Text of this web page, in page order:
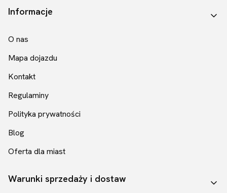
Linki w stopce
Informacje
O nas
Mapa dojazdu
Kontakt
Regulaminy
Polityka prywatności
Blog
Oferta dla miast
Warunki sprzedaży i dostaw